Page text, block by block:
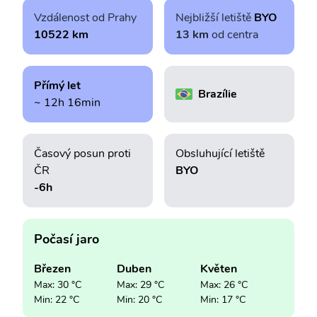
Vzdálenost od Prahy
10522 km
Nejbližší letiště BYO
13 km od centra
Přímý let
~ 12h 16min
Brazílie
Časový posun proti
ČR
-6h
Obsluhující letiště
BYO
Počasí jaro
Březen
Max: 30 °C
Min: 22 °C
Duben
Max: 29 °C
Min: 20 °C
Květen
Max: 26 °C
Min: 17 °C